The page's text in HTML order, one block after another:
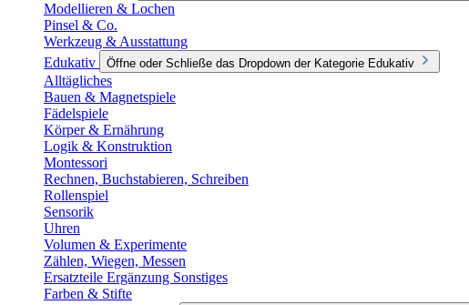
Modellieren & Lochen
Pinsel & Co.
Werkzeug & Ausstattung
Edukativ
Öffne oder Schließe das Dropdown der Kategorie Edukativ
Alltägliches
Bauen & Magnetspiele
Fädelspiele
Körper & Ernährung
Logik & Konstruktion
Montessori
Rechnen, Buchstabieren, Schreiben
Rollenspiel
Sensorik
Uhren
Volumen & Experimente
Zählen, Wiegen, Messen
Ersatzteile Ergänzung Sonstiges
Farben & Stifte